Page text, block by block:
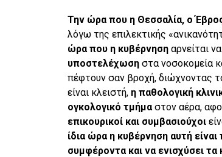
Την ώρα που η Θεσσαλία, ο
λόγω της επιλεκτικής
ώρα που ηκυβέρνηση αρνείται
υποστελέχωση στα νοσοκομεία
πέφτουν σαν βροχή, διώχνοντας
είναι κλειστή, η παθολογική
ογκολογικό τμήμαστον αέρα,
επικουρικοί και συμβασιούχοι
ίδια ώρα η κυβέρνηση αυτή
συμφέροντα και να ενισχύσει